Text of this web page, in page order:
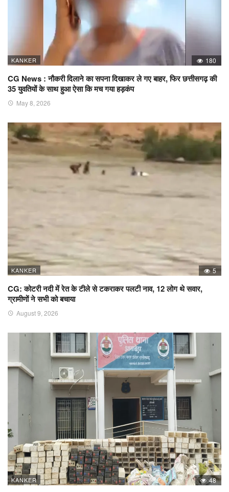
KANKER 180
CG News : नौकरी दिलाने का सपना दिखाकर ले गए बाहर, फिर छत्तीसगढ़ की
35 युवतियों के साथ हुआ ऐसा कि मच गया हड़कंप
May 8, 2026
KANKER 5
CG: कोटरी नदी में रेत के टीले से टकराकर पलटी नाव, 12 लोग थे सवार,
ग्रामीणों ने सभी को बचाया
August 9, 2026
KANKER 48